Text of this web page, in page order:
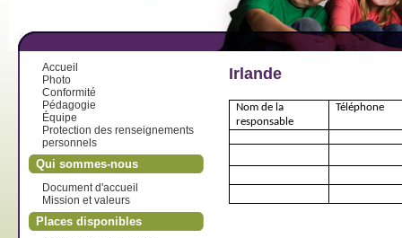
Accueil
Photo
Conformité
Pédagogie
Équipe
Protection des renseignements
personnels
Qui sommes-nous
Document d'accueil
Mission et valeurs
Places disponibles
Irlande
Nom de la
responsable
Téléphone